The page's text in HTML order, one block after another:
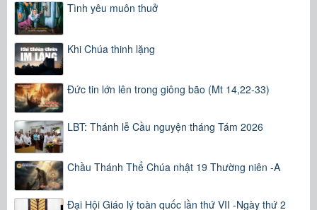
Tình yêu muôn thuở
Khi Chúa thinh lặng
Đức tin lớn lên trong giông bão (Mt 14,22-33)
LBT: Thánh lễ Cầu nguyện tháng Tám 2026
Chầu Thánh Thể Chúa nhật 19 Thường niên -A
Đại Hội Giáo lý toàn quốc lần thứ VII -Ngày thứ 2